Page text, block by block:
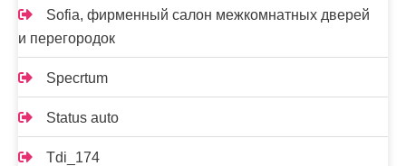
Sofia, фирменный салон межкомнатных дверей
и перегородок
Specrtum
Status auto
Tdi_174